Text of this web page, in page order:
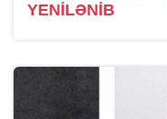
YENİLƏNİB